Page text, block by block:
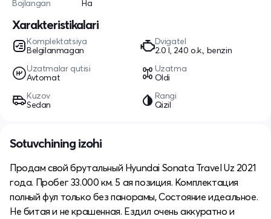
Bojlangan
Ha
Xarakteristikalari
Komplektatsiya
Belgilanmagan
Dvigatel
2.0 l, 240 o.k., benzin
Uzatmalar qutisi
Avtomat
Uzatma
Oldi
Kuzov
Sedan
Rangi
Qizil
Sotuvchining izohi
Продам свой брутальный Hyundai Sonata Travel Uz 2021
года. Пробег 33.000 км. 5 ая позиция. Комплектация
полный фул только без панорамы, Состояние идеальное.
Не битая и не крашенная. Ездил очень аккуратно и